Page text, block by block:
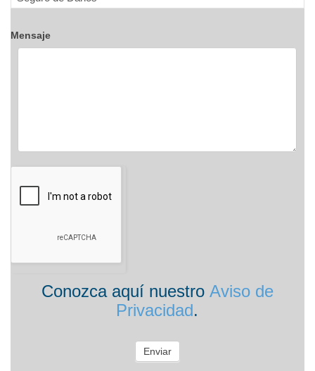
Mensaje
Conozca aquí nuestro Aviso de
Privacidad.
Enviar